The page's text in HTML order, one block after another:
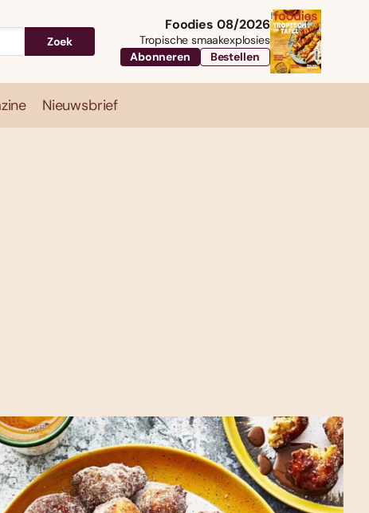
Zoek
Foodies 08/2026
Tropische smaakexplosies
Abonneren
Bestellen
Nieuwsbrief